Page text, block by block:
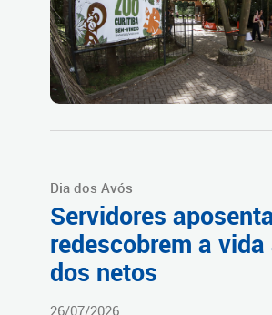
Dia dos Avós
Servidores
redescobrem a
dos netos
26/07/2026